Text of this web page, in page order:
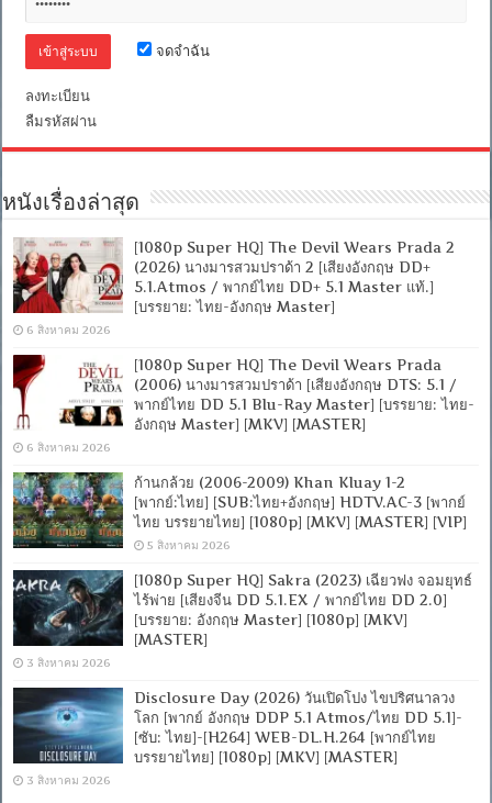
DTS:
Ray
ไทย-
อังกฤษ
Master
ชัด]
[MKV]
[MASTER]
จดจำฉัน
ลงทะเบียน
ลืมรหัสผ่าน
หนังเรื่องล่าสุด
[1080p Super HQ] The Devil Wears Prada 2
(2026) นางมารสวมปราด้า 2 [เสียงอังกฤษ DD+
5.1.Atmos / พากย์ไทย DD+ 5.1 Master แท้.]
[บรรยาย: ไทย-อังกฤษ Master]
6 สิงหาคม 2026
[1080p Super HQ] The Devil Wears Prada
(2006) นางมารสวมปราด้า [เสียงอังกฤษ DTS: 5.1 /
พากย์ไทย DD 5.1 Blu-Ray Master] [บรรยาย: ไทย-
อังกฤษ Master] [MKV] [MASTER]
6 สิงหาคม 2026
ก้านกล้วย (2006-2009) Khan Kluay 1-2
[พากย์:ไทย] [SUB:ไทย+อังกฤษ] HDTV.AC-3 [พากย์
ไทย บรรยายไทย] [1080p] [MKV] [MASTER] [VIP]
5 สิงหาคม 2026
[1080p Super HQ] Sakra (2023) เฉียวฟง จอมยุทธ์
ไร้พ่าย [เสียงจีน DD 5.1.EX / พากย์ไทย DD 2.0]
[บรรยาย: อังกฤษ Master] [1080p] [MKV]
[MASTER]
3 สิงหาคม 2026
Disclosure Day (2026) วันเปิดโปง ไขปริศนาลวง
โลก [พากย์ อังกฤษ DDP 5.1 Atmos/ไทย DD 5.1]-
[ซับ: ไทย]-[H264] WEB-DL.H.264 [พากย์ไทย
บรรยายไทย] [1080p] [MKV] [MASTER]
3 สิงหาคม 2026